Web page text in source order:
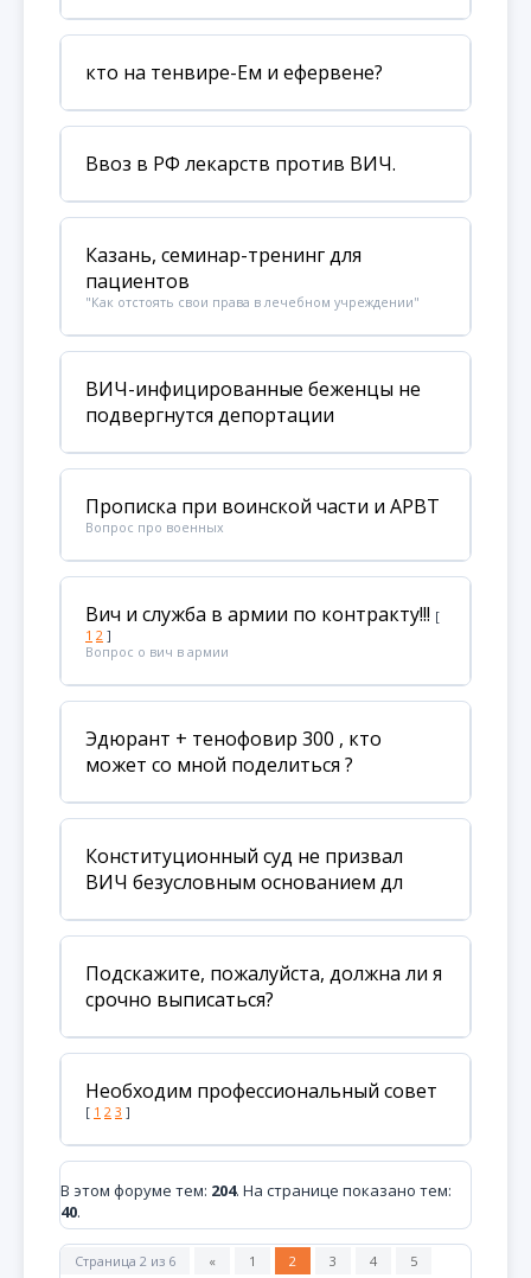
кто на тенвире-Ем и ефервене?
Ввоз в РФ лекарств против ВИЧ.
Казань, семинар-тренинг для
пациентов
"Как отстоять свои права в лечебном учреждении"
ВИЧ-инфицированные беженцы не
подвергнутся депортации
Прописка при воинской части и АРВТ
Вопрос про военных
Вич и служба в армии по контракту!!! [
1 2 ]
Вопрос о вич в армии
Эдюрант + тенофовир 300 , кто
может со мной поделиться ?
Конституционный суд не призвал
ВИЧ безусловным основанием дл
Подскажите, пожалуйста, должна ли я
срочно выписаться?
Необходим профессиональный совет
[ 1 2 3 ]
В этом форуме тем: 204. На странице показано тем:
40.
Страница 2 из 6 « 1 2 3 4
5